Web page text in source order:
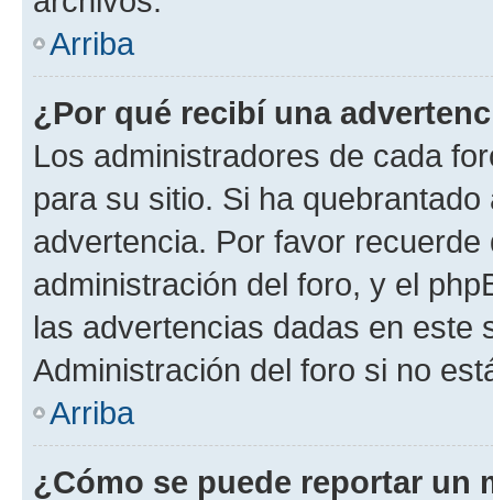
Arriba
¿Por qué recibí una
Los administradores de cada
para su sitio. Si ha
advertencia. Por favor
administración del foro, y el
las advertencias dadas en este
Administración del foro si no
Arriba
¿Cómo se puede reportar un